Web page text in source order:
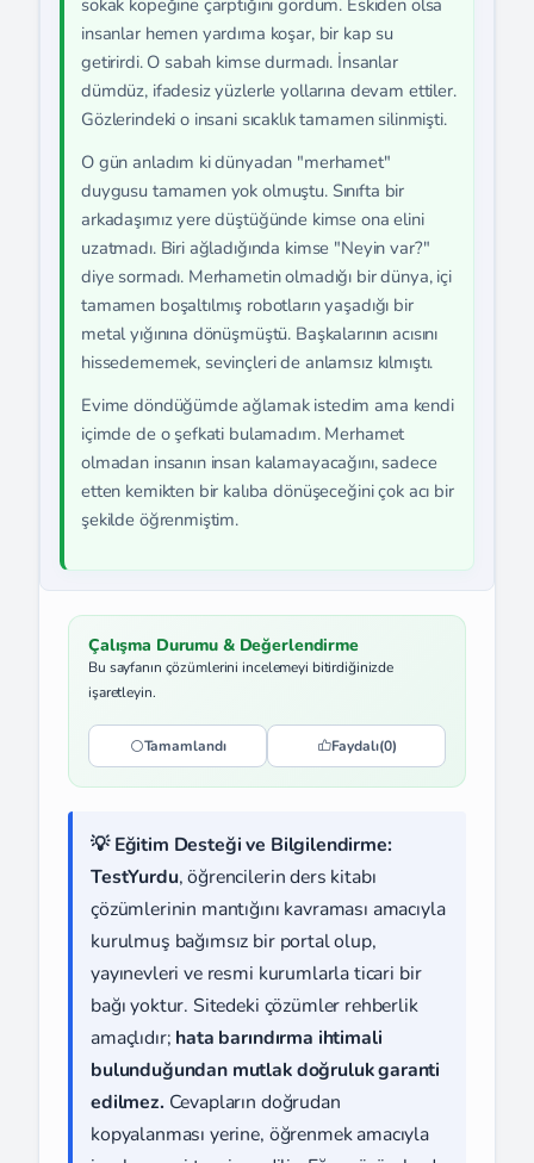
sokak köpeğine çarptığını gördüm. Eskiden olsa
insanlar hemen yardıma koşar, bir kap su
getirirdi. O sabah kimse durmadı. İnsanlar
dümdüz, ifadesiz yüzlerle yollarına devam ettiler.
Gözlerindeki o insani sıcaklık tamamen silinmişti.
O gün anladım ki dünyadan "merhamet"
duygusu tamamen yok olmuştu. Sınıfta bir
arkadaşımız yere düştüğünde kimse ona elini
uzatmadı. Biri ağladığında kimse "Neyin var?"
diye sormadı. Merhametin olmadığı bir dünya, içi
tamamen boşaltılmış robotların yaşadığı bir
metal yığınına dönüşmüştü. Başkalarının acısını
hissedememek, sevinçleri de anlamsız kılmıştı.
Evime döndüğümde ağlamak istedim ama kendi
içimde de o şefkati bulamadım. Merhamet
olmadan insanın insan kalamayacağını, sadece
etten kemikten bir kalıba dönüşeceğini çok acı bir
şekilde öğrenmiştim.
Çalışma Durumu & Değerlendirme
Bu sayfanın çözümlerini incelemeyi bitirdiğinizde
işaretleyin.
Tamamlandı Faydalı(0)
💡 Eğitim Desteği ve Bilgilendirme:
TestYurdu, öğrencilerin ders kitabı
çözümlerinin mantığını kavraması amacıyla
kurulmuş bağımsız bir portal olup,
yayınevleri ve resmi kurumlarla ticari bir
bağı yoktur. Sitedeki çözümler rehberlik
amaçlıdır; hata barındırma ihtimali
bulunduğundan mutlak doğruluk garanti
edilmez. Cevapların doğrudan
kopyalanması yerine, öğrenmek amacıyla